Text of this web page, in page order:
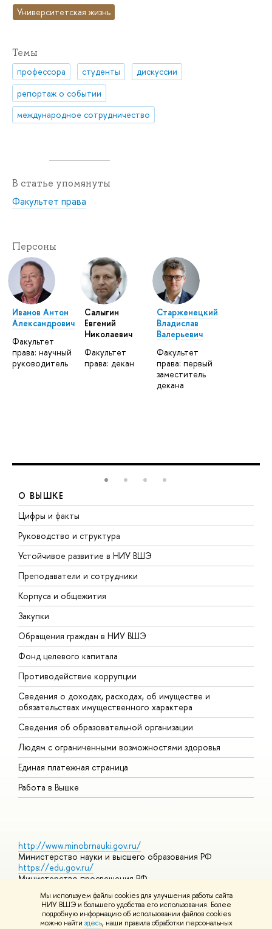
Мы используем файлы cookies для улучшения работы сайта
НИУ ВШЭ и большего удобства его использования. Более
подробную информацию об использовании файлов cookies
можно найти здесь, наши правила обработки персональных
Университетская жизнь
Темы
профессора студенты
дискуссии
репортаж о событии
международное сотрудничество
В статье упомянуты
Факультет права
Персоны
Иванов Антон
Александрович
Факультет
права: научный
руководитель
Салыгин
Евгений
Николаевич
Факультет
права: декан
Старженецкий
Владислав
Валерьевич
Факультет
права: первый
заместитель
декана
О ВЫШКЕ
Цифры и факты
Руководство и структура
Устойчивое развитие в НИУ ВШЭ
Преподаватели и сотрудники
Корпуса и общежития
Закупки
Обращения граждан в НИУ ВШЭ
Фонд целевого капитала
Противодействие коррупции
Сведения о доходах, расходах, об имуществе и
обязательствах имущественного характера
Сведения об образовательной организации
Людям с ограниченными возможностями здоровья
Единая платежная страница
Работа в Вышке
http://www.minobrnauki.gov.ru/
Министерство науки и высшего образования РФ
https://edu.gov.ru/
Министерство просвещения РФ
Массовые открытые онлайн-курсы